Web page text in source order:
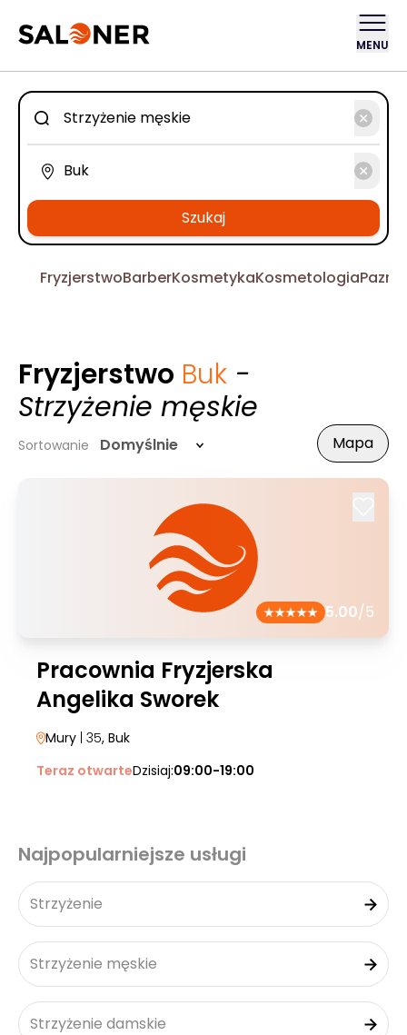
MENU
Szukaj
FryzjerstwoBarberKosmetykaKosmetologia
Fryzjerstwo Buk -
Strzyżenie męskie
Sortowanie Domyślnie Mapa
5.00/5
Pracownia Fryzjerska
Angelika Sworek
Mury | 35, Buk
Teraz otwarteDzisiaj:09:00-19:00
Najpopularniejsze usługi
Strzyżenie
Strzyżenie męskie
Strzyżenie damskie